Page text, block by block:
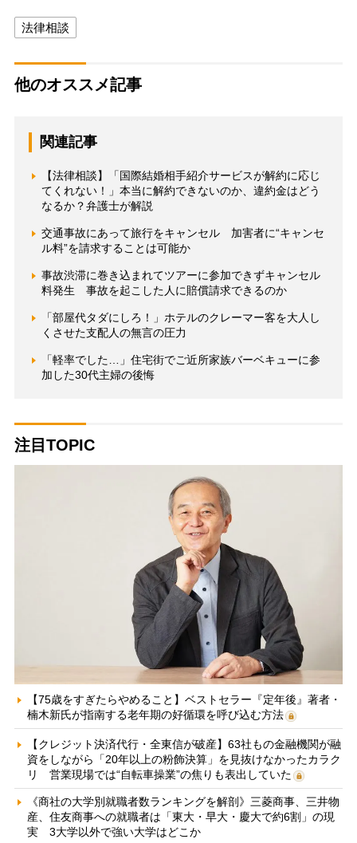
法律相談
他のオススメ記事
関連記事
【法律相談】「国際結婚相手紹介サービスが解約に応じ
てくれない！」本当に解約できないのか、違約金はどう
なるか？弁護士が解説
交通事故にあって旅行をキャンセル 加害者に“キャンセ
ル料”を請求することは可能か
事故渋滞に巻き込まれてツアーに参加できずキャンセル
料発生 事故を起こした人に賠償請求できるのか
「部屋代タダにしろ！」ホテルのクレーマー客を大人し
くさせた支配人の無言の圧力
「軽率でした…」住宅街でご近所家族バーベキューに参
加した30代主婦の後悔
注目TOPIC
【75歳をすぎたらやめること】ベストセラー『定年後』著者・
楠木新氏が指南する老年期の好循環を呼び込む方法
【クレジット決済代行・全東信が破産】63社もの金融機関が融
資をしながら「20年以上の粉飾決算」を見抜けなかったカラク
リ 営業現場では“自転車操業”の焦りも表出していた
《商社の大学別就職者数ランキングを解剖》三菱商事、三井物
産、住友商事への就職者は「東大・早大・慶大で約6割」の現
実 3大学以外で強い大学はどこか